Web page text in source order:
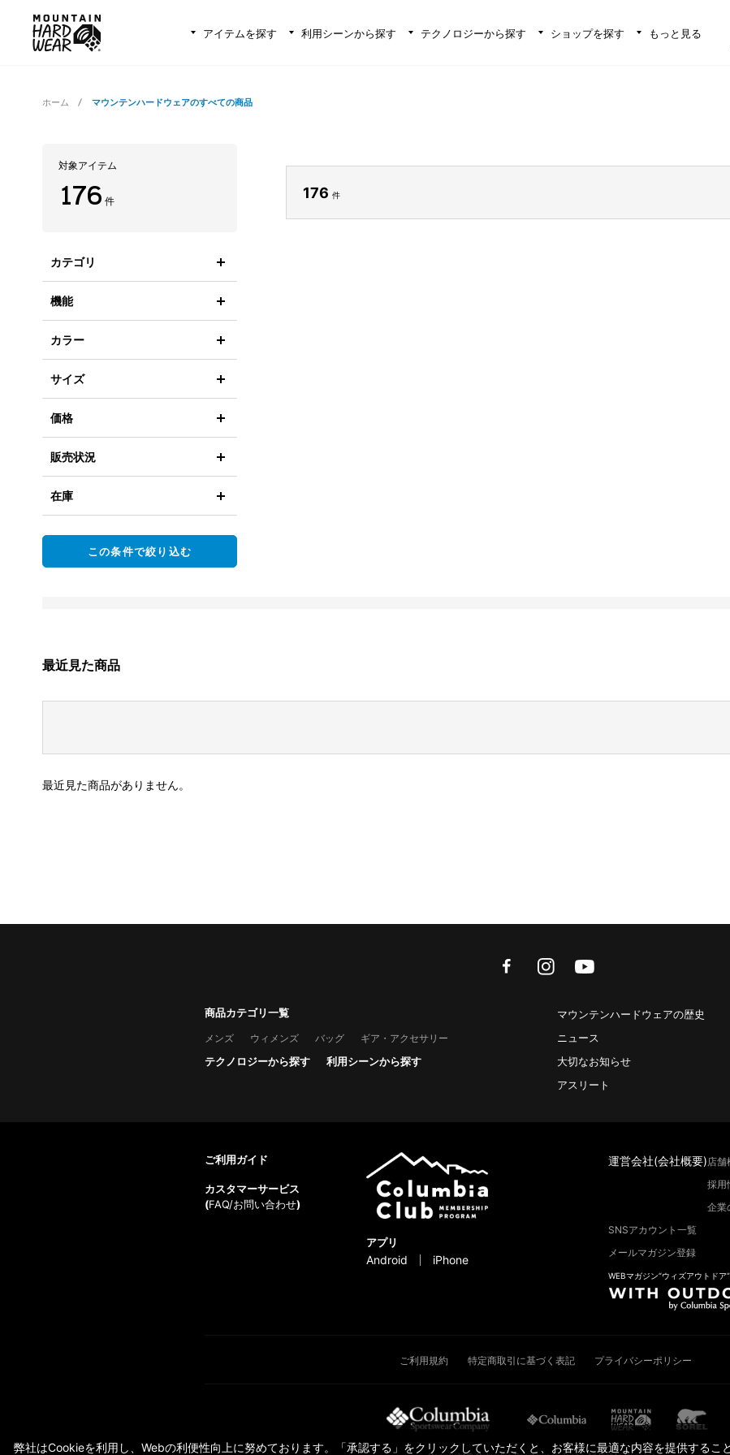
アイテムを探す 利用シーンから探す テクノロジーから探す ショップを探す もっと見る
ホーム マウンテンハードウェアのすべての商品
対象アイテム
176 件
カテゴリ
機能
カラー
サイズ
価格
販売状況
在庫
この条件で絞り込む
176 件
最近見た商品
最近見た商品がありません。
facebookinstagram
商品カテゴリ一覧
メンズ ウィメンズ バッグ ギア・アクセサリー
テクノロジーから探す 利用シーンから探す
マウンテンハードウェアの歴史
ニュース
大切なお知らせ
アスリート
ご利用ガイド
カスタマーサービス
(FAQ/お問い合わせ)
アプリ
Android iPhone
運営会社(会社概要)店舗
採用
企業
SNSアカウント一覧
メールマガジン登録
WEBマガジン“ウィズアウトドア”
ご利用規約 特定商取引に基づく表記 プライバシーポリシー
弊社はCookieを利用し、Webの利便性向上に努めております。「承認する」をクリックしていただくと、お客様に最適な内容を提供するこ